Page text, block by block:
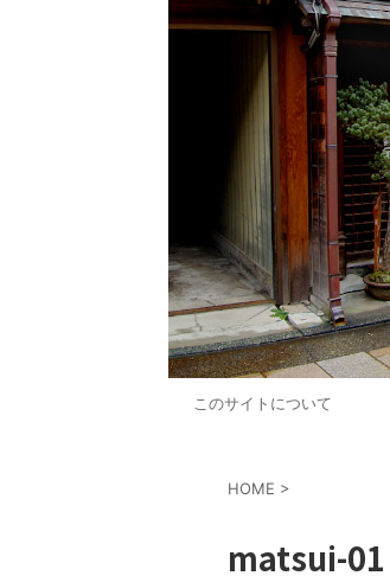
このサイトについて
HOME >
matsui-01